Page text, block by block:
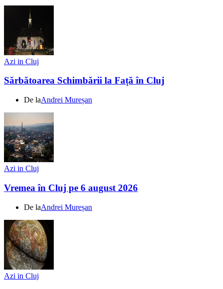
Azi in Cluj
Sărbătoarea Schimbării la Față în Cluj
De laAndrei Mureșan
Azi in Cluj
Vremea în Cluj pe 6 august 2026
De laAndrei Mureșan
Azi in Cluj